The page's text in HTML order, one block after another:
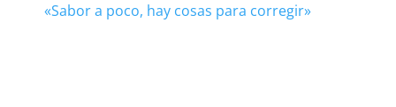
«Sabor a poco, hay cosas para corregir»